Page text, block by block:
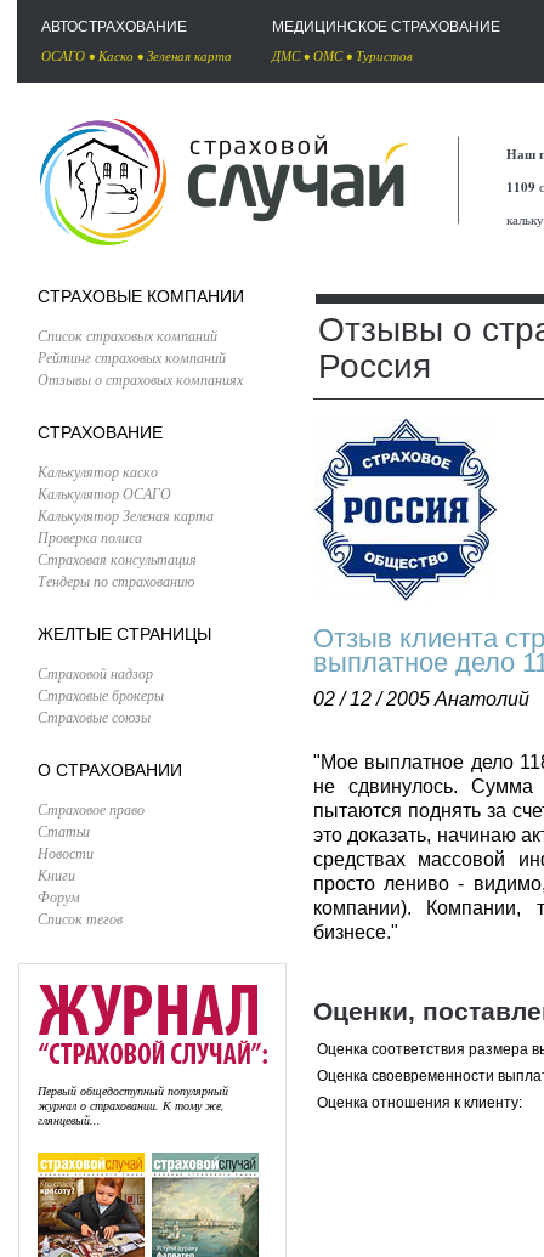
АВТОСТРАХОВАНИЕ
ОСАГО • Каско • Зеленая карта
МЕДИЦИНСКОЕ СТРАХОВАНИЕ
ДМС• ОМС• Туристов
Наш
1109
СТРАХОВЫЕ КОМПАНИИ
Список страховых компаний
Рейтинг страховых компаний
Отзывы о страховых компаниях
СТРАХОВАНИЕ
Калькулятор каско
Калькулятор ОСАГО
Калькулятор Зеленая карта
Проверка полиса
Страховая консультация
Тендеры по страхованию
ЖЕЛТЫЕ СТРАНИЦЫ
Страховой надзор
Страховые брокеры
Страховые союзы
О СТРАХОВАНИИ
Страховое право
Статьи
Новости
Книги
Форум
Список тегов
Первый общедоступный популярный
журнал о страховании. К тому же,
глянцевый...
Отзывы о
Россия
Отзыв клиента
выплатное дело
02 / 12 / 2005 Анатолий
"Мое выплатное дело
не сдвинулось.
пытаются поднять за
это доказать, начинаю
средствах массовой
просто лениво -
компании). Компании,
бизнесе."
Оценки,
Оценка соответствия размера
Оценка своевременности
Оценка отношения к клиенту: